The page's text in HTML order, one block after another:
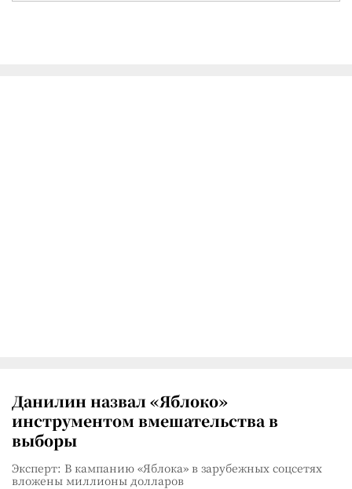
Данилин назвал «Яблоко»
инструментом вмешательства в
выборы
Эксперт: В кампанию «Яблока» в зарубежных соцсетях
вложены миллионы долларов